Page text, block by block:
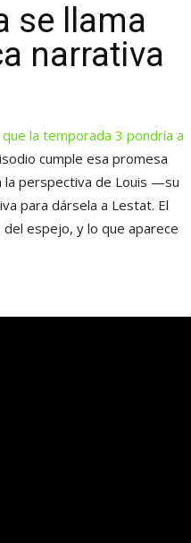
se llama
narrativa
la temporada 3 pondría a
cumple esa promesa
la perspectiva de Louis —su
para dársela a Lestat. El
espejo, y lo que aparece